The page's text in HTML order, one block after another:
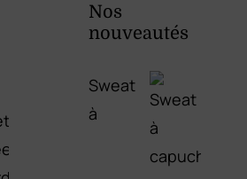
Nos
nouveautés
Sweat
à